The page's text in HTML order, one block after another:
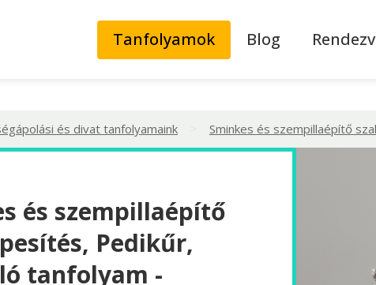
Tanfolyamok Blog
és divat tanfolyamaink Sminkes és szempillaépítő
és szempillaépítő
Pedikűr,
tanfolyam -